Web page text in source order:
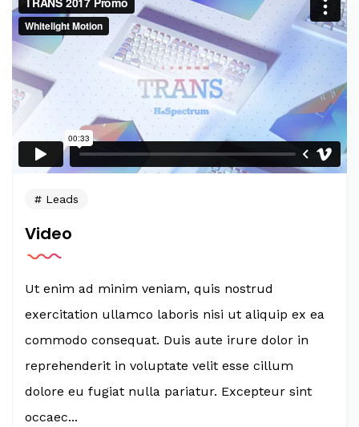
Leads
Video
Ut enim ad minim veniam, quis nostrud
exercitation ullamco laboris nisi ut aliquip ex ea
commodo consequat. Duis aute irure dolor in
reprehenderit in voluptate velit esse cillum
dolore eu fugiat nulla pariatur. Excepteur sint
occaec...